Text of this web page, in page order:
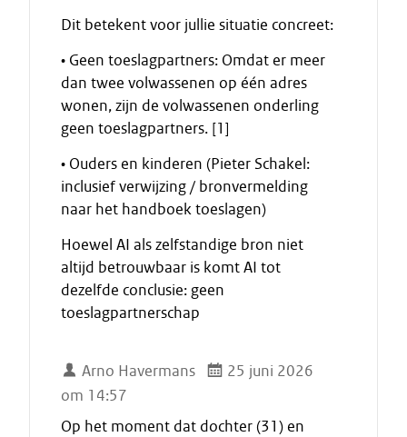
Dit betekent voor jullie situatie concreet:
• Geen toeslagpartners: Omdat er meer
dan twee volwassenen op één adres
wonen, zijn de volwassenen onderling
geen toeslagpartners. [1]
• Ouders en kinderen (Pieter Schakel:
inclusief verwijzing / bronvermelding
naar het handboek toeslagen)
Hoewel AI als zelfstandige bron niet
altijd betrouwbaar is komt AI tot
dezelfde conclusie: geen
toeslagpartnerschap
Arno Havermans
25 juni 2026
om 14:57
Op het moment dat dochter (31) en